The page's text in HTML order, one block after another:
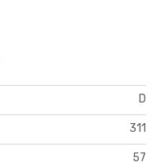
D
311
57